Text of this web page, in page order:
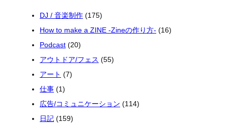
DJ / 音楽制作 (175)
How to make a ZINE -Zineの作り方- (16)
Podcast (20)
アウトドア/フェス (55)
アート (7)
仕事 (1)
広告/コミュニケーション (114)
日記 (159)